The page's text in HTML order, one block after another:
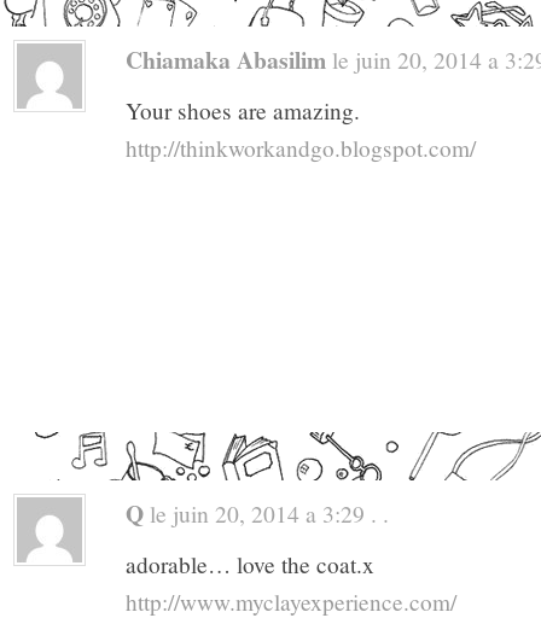
Chiamaka Abasilim le juin 20, 2014 a
Your shoes are amazing.
http://thinkworkandgo.blogspot.com/
Q le juin 20, 2014 a 3:29 . .
adorable… love the coat.x
http://www.myclayexperience.com/